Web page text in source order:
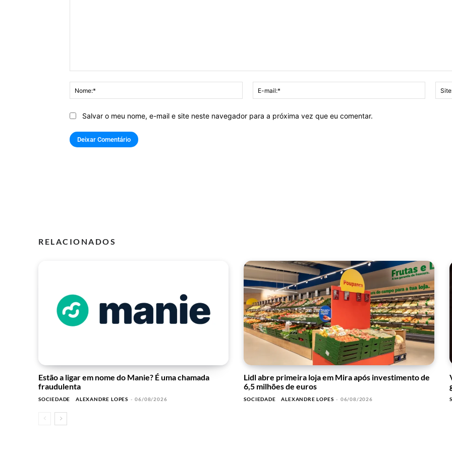
Nome:*
mail:*
Salvar o meu nome, e-mail e site neste navegador para a próxima vez que eu comentar.
RELACIONADOS
Estão a ligar em nome do Manie? É uma chamada
fraudulenta
SOCIEDADE ALEXANDRE LOPES - 06/08/2026
Lidl abre primeira loja em Mira após investimento de
6,5 milhões de euros
SOCIEDADE ALEXANDRE LOPES - 06/08/2026